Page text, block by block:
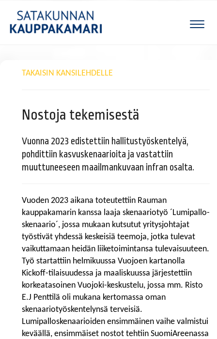
TAKAISIN KANSILEHDELLE
Nostoja tekemisestä
Vuonna 2023 edistettiin hallitustyöskentelyä,
pohdittiin kasvuskenaarioita ja vastattiin
muuttuneeseen maailmankuvaan infran osalta.
Vuoden 2023 aikana toteutettiin Rauman
kauppakamarin kanssa laaja skenaariotyö ´Lumipallo-
skenaario´, jossa mukaan kutsutut yritysjohtajat
työstivät yhdessä keskeisiä teemoja, jotka tulevat
vaikuttamaan heidän liiketoimintansa tulevaisuuteen.
Työ startattiin helmikuussa Vuojoen kartanolla
Kickoff-tilaisuudessa ja maaliskuussa järjestettiin
korkeatasoinen Vuojoki-keskustelu, jossa mm. Risto
E.J Penttilä oli mukana kertomassa oman
skenaariotyöskentelynsä terveisiä.
Lumipalloskenaarioiden ensimmäinen vaihe valmistui
keväällä, ensimmäiset nostot tehtiin SuomiAreenassa